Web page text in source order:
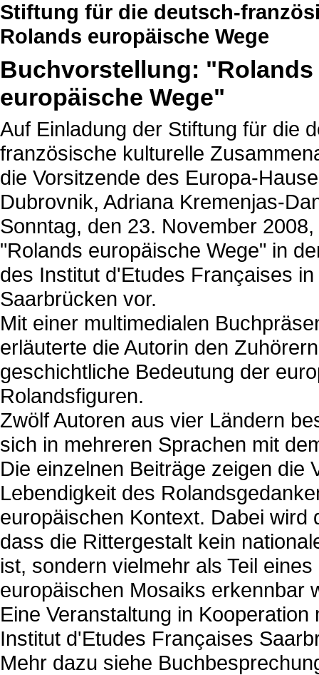
Stiftung für die deutsch-
Rolands europäische Wege
Buchvorstellung: "Rolands
europäische Wege"
Auf Einladung der Stiftung für die
französische kulturelle
die Vorsitzende des Europa-
Dubrovnik, Adriana Kremenjas-
Sonntag, den 23. November
"Rolands europäische Wege" in
des Institut d'Etudes Françaises in
Saarbrücken vor.
Mit einer multimedialen
erläuterte die Autorin den
geschichtliche Bedeutung der
Rolandsfiguren.
Zwölf Autoren aus vier Ländern
sich in mehreren Sprachen mit
Die einzelnen Beiträge zeigen die
Lebendigkeit des
europäischen Kontext. Dabei wird
dass die Rittergestalt kein
ist, sondern vielmehr als Teil eines
europäischen Mosaiks erkennbar
Eine Veranstaltung in Kooperation
Institut d'Etudes Françaises
Mehr dazu siehe